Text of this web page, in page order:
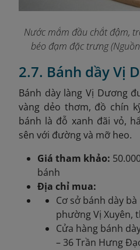
Nước mắm đầu chắt đậm,
béo đạm đặc trưng
2.7. Bánh dầy Vị
Bánh dày làng Vị Dương
vàng dẻo thơm, đồ chín
bánh là đỗ xanh đãi vỏ,
sên với đường và mỡ heo.
Giá tham khảo:
bánh
Địa chỉ mua:
Cơ sở bánh dày
phường Vị Xuyên,
Cửa hàng bánh
– 36 Trần Hưng